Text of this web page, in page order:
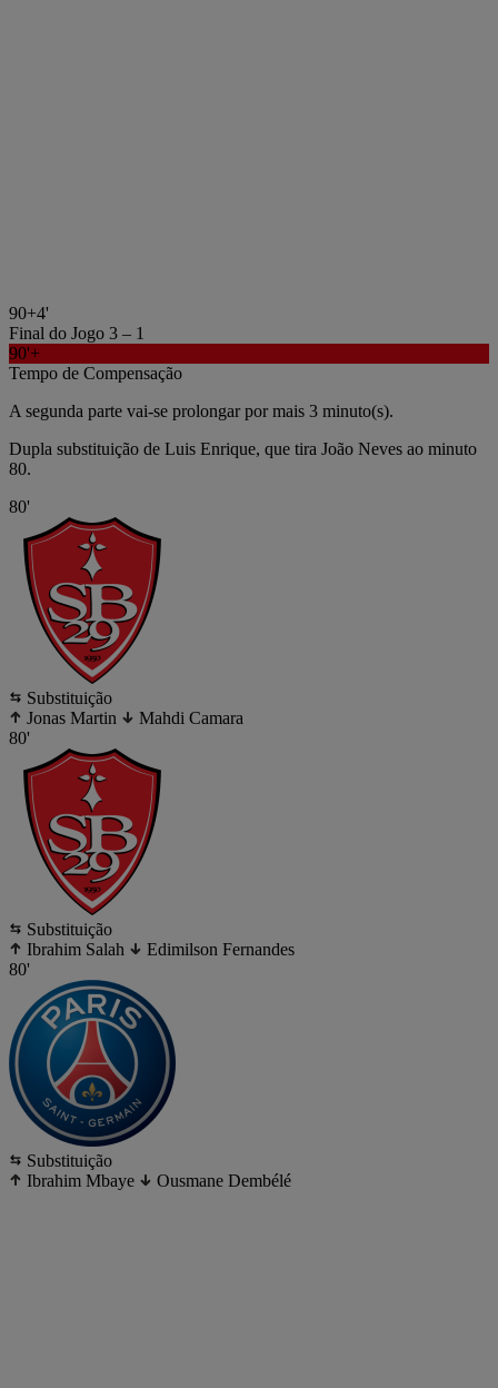
90+4'
Final do Jogo 3 – 1
90'+
Tempo de Compensação
A segunda parte vai-se prolongar por mais 3 minuto(s).
Dupla substituição de Luis Enrique, que tira João Neves ao minuto
80.
80'
Substituição
Jonas Martin
Mahdi Camara
80'
Substituição
Ibrahim Salah
Edimilson Fernandes
80'
Substituição
Ibrahim Mbaye
Ousmane Dembélé